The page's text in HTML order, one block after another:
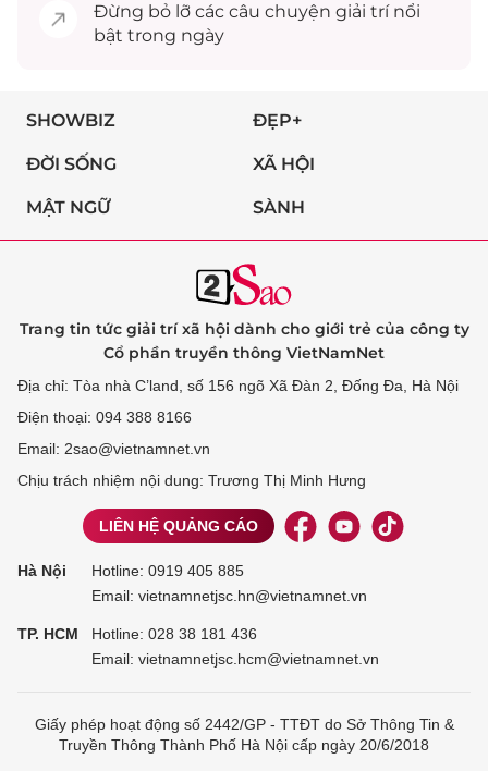
Đừng bỏ lỡ các câu chuyện giải trínổi
bật trong ngày
SHOWBIZ ĐẸP+
ĐỜI SỐNG XÃ HỘI
MẬT NGỮ SÀNH
Trang tin tức giải trí xã hội dành cho giới trẻ của công ty
Cổ phần truyền thông VietNamNet
Địa chỉ: Tòa nhà C’land, số 156 ngõ Xã Đàn 2, Đống Đa, Hà Nội
Điện thoại: 094 388 8166
Email: 2sao@vietnamnet.vn
Chịu trách nhiệm nội dung: Trương Thị Minh Hưng
LIÊN HỆ QUẢNG CÁO
Hà Nội Hotline: 0919 405 885
Email: vietnamnetjsc.hn@vietnamnet.vn
TP. HCM Hotline: 028 38 181 436
Email: vietnamnetjsc.hcm@vietnamnet.vn
Giấy phép hoạt động số 2442/GP - TTĐT do Sở Thông Tin &
Truyền Thông Thành Phố Hà Nội cấp ngày 20/6/2018